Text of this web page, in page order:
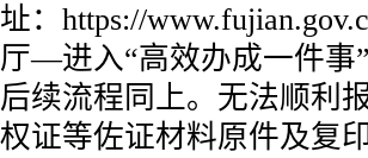
址：https://
厅—进入“高效办成一件
后续流程同上。无法顺利
权证等佐证材料原件及复